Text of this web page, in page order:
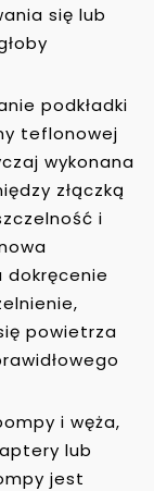
się lub
podkładki
teflonowej
wykonana
złączką
i
dokręcenie
powietrza
i węża,
lub
jest